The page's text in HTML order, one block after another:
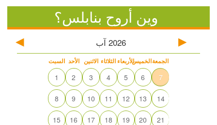
وين أروح بنابلس؟
2026 آب
السبت الأحد الاثنين الثلاثاء الأربعاءالخميسالجمعة
1 2 3 4 5 6 7
8 9 10 11 12 13 14
15 16 17 18 19 20 21